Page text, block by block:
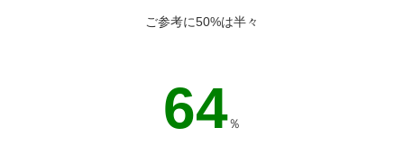
ご参考に50%は半々
55％